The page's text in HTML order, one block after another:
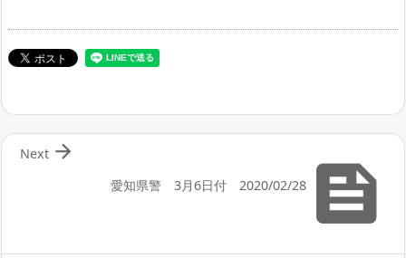

愛知県警 3月6日付 2020/02/28

Next